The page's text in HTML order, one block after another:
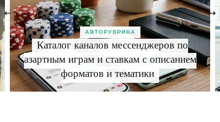
АВТОРУБРИКА
Каталог каналов мессенджеров по
азартным играм и ставкам с описанием
форматов и тематики
‹